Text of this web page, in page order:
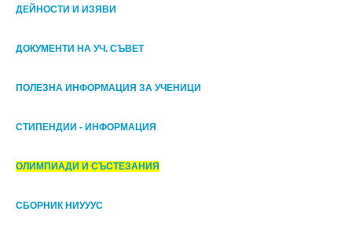
ДЕЙНОСТИ И ИЗЯВИ
ДОКУМЕНТИ НА УЧ. СЪВЕТ
ПОЛЕЗНА ИНФОРМАЦИЯ ЗА УЧЕНИЦИ
СТИПЕНДИИ - ИНФОРМАЦИЯ
ОЛИМПИАДИ И СЪСТЕЗАНИЯ
СБОРНИК НИУУУС